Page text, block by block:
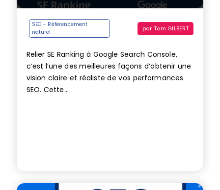
SEO - Référencement
naturel
parTom GILBERT
Relier SE Ranking à Google Search Console,
c’est l’une des meilleures façons d’obtenir une
vision claire et réaliste de vos performances
SEO. Cette...